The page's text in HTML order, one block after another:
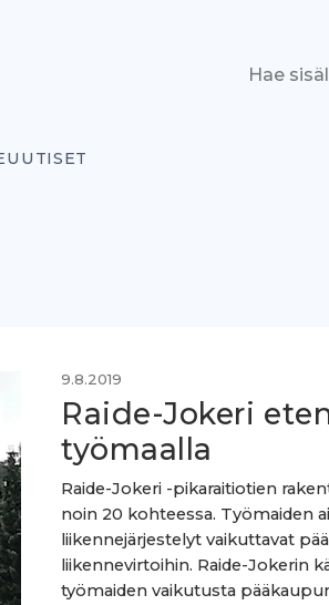
9.8.2019
Raide-Jokeri
työmaalla
Raide-Jokeri -pikaraitiotien
noin 20 kohteessa. Työmaiden
liikennejärjestelyt vaikuttavat
liikennevirtoihin. Raide-Jokerin
työmaiden vaikutusta